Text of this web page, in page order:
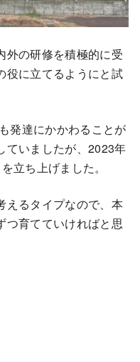
外の研修を積極的に受
役に立てるようにと試
発達にかかわることが
ていましたが、2023年
立ち上げました。
えるタイプなので、本
つ育てていければと思